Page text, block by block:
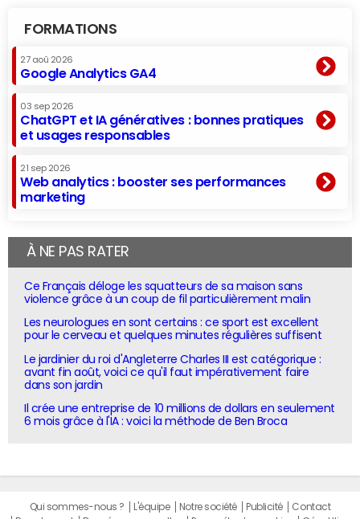
FORMATIONS
27 aoû 2026
Google Analytics GA4
03 sep 2026
ChatGPT et IA génératives : bonnes pratiques
et usages responsables
21 sep 2026
Web analytics : booster ses performances
marketing
À NE PAS RATER
Ce Français déloge les squatteurs de sa maison sans
violence grâce à un coup de fil particulièrement malin
Les neurologues en sont certains : ce sport est excellent
pour le cerveau et quelques minutes régulières suffisent
Le jardinier du roi d'Angleterre Charles III est catégorique :
avant fin août, voici ce qu'il faut impérativement faire
dans son jardin
Il crée une entreprise de 10 millions de dollars en seulement
6 mois grâce à l'IA : voici la méthode de Ben Broca
Qui sommes-nous ? L'équipe Notre société Publicité
Contact